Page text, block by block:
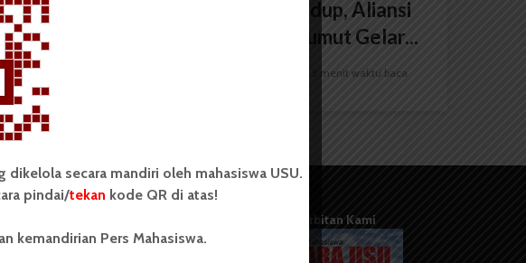
baca
Hari Lingkungan Hidup, Aliansi
Peduli Ekosistem Sumut Gelar...
3 menit waktu baca
Terbitan Kami
dikelola secara mandiri oleh mahasiswa USU.
pindai/tekan kode QR di atas!
kemandirian Pers Mahasiswa.